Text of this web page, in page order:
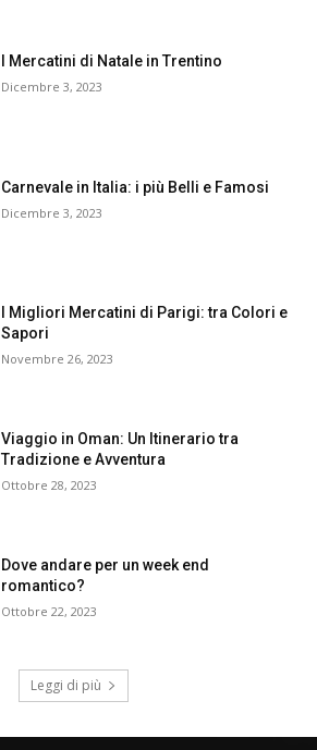
I Mercatini di Natale in Trentino
Dicembre 3, 2023
Carnevale in Italia: i più Belli e Famosi
Dicembre 3, 2023
I Migliori Mercatini di Parigi: tra Colori e
Sapori
Novembre 26, 2023
Viaggio in Oman: Un Itinerario tra
Tradizione e Avventura
Ottobre 28, 2023
Dove andare per un week end
romantico?
Ottobre 22, 2023
Leggi di più